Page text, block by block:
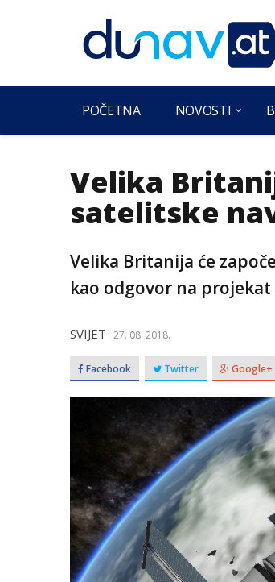
POČETNA NOVOSTI
Velika
satelitske
Velika Britanija će
kao odgovor na
SVIJET 27. 08. 2018.
Facebook Twitter Google+